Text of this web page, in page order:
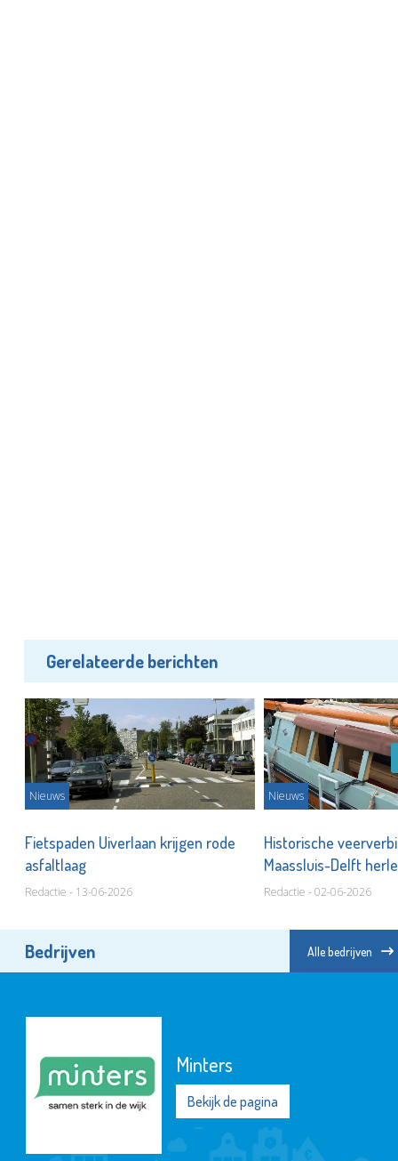
Gerelateerde berichten
Nieuws
Fietspaden Uiverlaan krijgen rode
asfaltlaag
Redactie - 13-06-2026
Nieuws
Historische
Maassluis-Delft
Redactie - 02-06-2026
Bedrijven Alle bedrijven
Minters
Bekijk de pagina